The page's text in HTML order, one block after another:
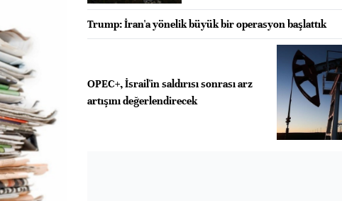
Trump: İran'a yönelik büyük bir operasyon başlattık
OPEC+, İsrail'in saldırısı sonrası arz
artışını değerlendirecek